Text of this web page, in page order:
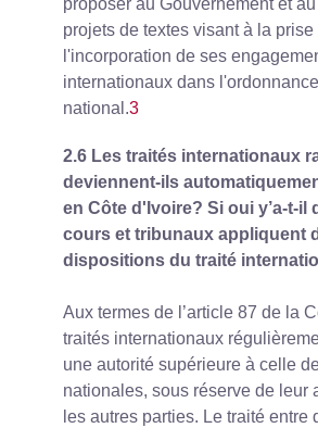
projets de textes visant à la prise
l'incorporation de ses
internationaux dans
national.3
2.6 Les traités internationaux
deviennent-ils
en Côte d'Ivoire? Si oui y’a-t-il
cours et tribunaux appliquent
dispositions du traité
Aux termes de l’article 87 de la
traités internationaux
une autorité supérieure à celle
nationales, sous réserve de leur
les autres parties. Le traité entre